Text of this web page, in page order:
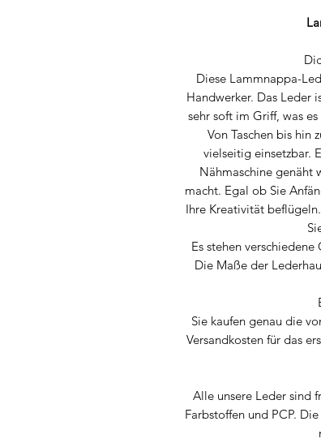
Diese Lammnappa-
Handwerker. Das Leder
sehr soft im Griff, was
Von Taschen bis hin
vielseitig einsetzbar.
Nähmaschine genäht
macht. Egal ob Sie
Ihre Kreativität
Es stehen
Die Maße der
Sie kaufen genau die
Versandkosten für das
Alle unsere Leder sind
Farbstoffen und PCP.